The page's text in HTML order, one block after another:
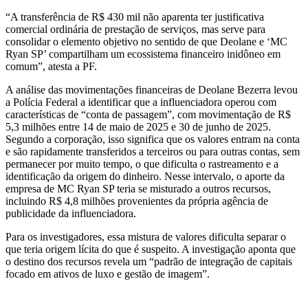
“A transferência de R$ 430 mil não aparenta ter justificativa
comercial ordinária de prestação de serviços, mas serve para
consolidar o elemento objetivo no sentido de que Deolane e ‘MC
Ryan SP’ compartilham um ecossistema financeiro inidôneo em
comum”, atesta a PF.
A análise das movimentações financeiras de Deolane Bezerra levou
a Polícia Federal a identificar que a influenciadora operou com
características de “conta de passagem”, com movimentação de R$
5,3 milhões entre 14 de maio de 2025 e 30 de junho de 2025.
Segundo a corporação, isso significa que os valores entram na conta
e são rapidamente transferidos a terceiros ou para outras contas, sem
permanecer por muito tempo, o que dificulta o rastreamento e a
identificação da origem do dinheiro. Nesse intervalo, o aporte da
empresa de MC Ryan SP teria se misturado a outros recursos,
incluindo R$ 4,8 milhões provenientes da própria agência de
publicidade da influenciadora.
Para os investigadores, essa mistura de valores dificulta separar o
que teria origem lícita do que é suspeito. A investigação aponta que
o destino dos recursos revela um “padrão de integração de capitais
focado em ativos de luxo e gestão de imagem”.